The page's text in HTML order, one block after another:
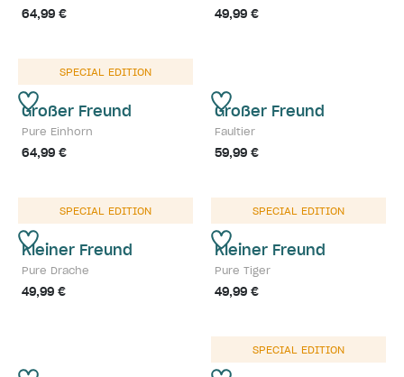
64,99 € 49,99 €
SPECIAL EDITION
Großer Freund
Pure Einhorn
64,99 €
Großer Freund
Faultier
59,99 €
SPECIAL EDITION
Kleiner Freund
Pure Drache
49,99 €
SPECIAL EDITION
Kleiner Freund
Pure Tiger
49,99 €
SPECIAL EDITION